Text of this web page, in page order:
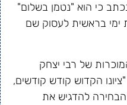
כי הוא "נטמן בשלום"
ימי בראשית לעסוק שם
של רבי יצחק
הקדוש קודש קודשים,
להדגיש את